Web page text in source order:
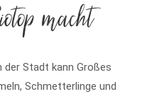
macht
der Stadt kann Großes
Schmetterlinge und